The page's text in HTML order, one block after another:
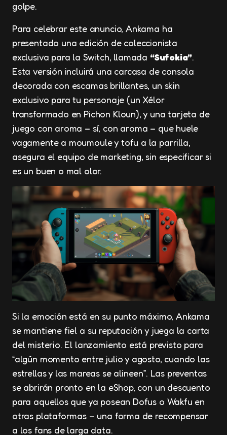
golpe.
Para celebrar este anuncio, Ankama ha
presentado una edición de coleccionista
exclusiva para la Switch, llamada “Sufokia”.
Esta versión incluirá una carcasa de consola
decorada con escamas brillantes, un skin
exclusivo para tu personaje (un Xélor
transformado en Pichon Kloun), y una tarjeta de
juego con aroma – sí, con aroma – que huele
vagamente a moumoule y tofu a la parrilla,
asegura el equipo de marketing, sin especificar si
es un buen o mal olor.
Si la emoción está en su punto máximo, Ankama
se mantiene fiel a su reputación y juega la carta
del misterio. El lanzamiento está previsto para
“algún momento entre julio y agosto, cuando las
estrellas y las mareas se alineen”. Las preventas
se abrirán pronto en la eShop, con un descuento
para aquellos que ya posean Dofus o Wakfu en
otras plataformas – una forma de recompensar
a los fans de larga data.